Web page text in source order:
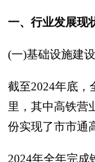
一、行业发展现
(一)基础设施建
截至2024年底，
里，其中高铁营
份实现了市市通
2024年全年完成